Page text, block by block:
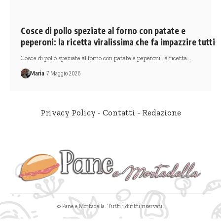
Cosce di pollo speziate al forno con patate e
peperoni: la ricetta viralissima che fa impazzire tutti
Cosce di pollo speziate al forno con patate e peperoni: la ricetta…
Maria 7 Maggio 2026
Privacy Policy - Contatti - Redazione
© Pane e Mortadella. Tutti i diritti riservati.